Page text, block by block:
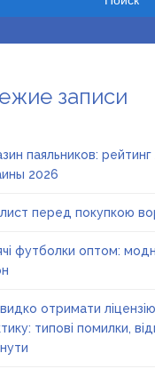
записи
паяльников:
2026
перед покупкою
футболки оптом:
отримати
типові помилки,